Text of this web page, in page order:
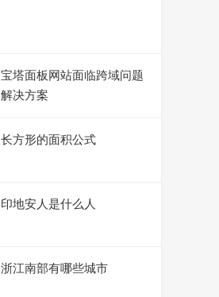
宝塔面板网站面临跨域问题
解决方案
长方形的面积公式
印地安人是什么人
浙江南部有哪些城市